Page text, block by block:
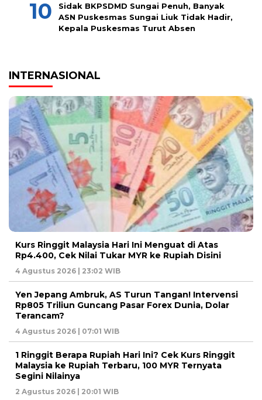
Sidak BKPSDMD Sungai Penuh, Banyak
ASN Puskesmas Sungai Liuk Tidak Hadir,
Kepala Puskesmas Turut Absen
INTERNASIONAL
Kurs Ringgit Malaysia Hari Ini Menguat di Atas
Rp4.400, Cek Nilai Tukar MYR ke Rupiah Disini
4 Agustus 2026 | 23:02 WIB
Yen Jepang Ambruk, AS Turun Tangan! Intervensi
Rp805 Triliun Guncang Pasar Forex Dunia, Dolar
Terancam?
4 Agustus 2026 | 07:01 WIB
1 Ringgit Berapa Rupiah Hari Ini? Cek Kurs Ringgit
Malaysia ke Rupiah Terbaru, 100 MYR Ternyata
Segini Nilainya
2 Agustus 2026 | 20:01 WIB